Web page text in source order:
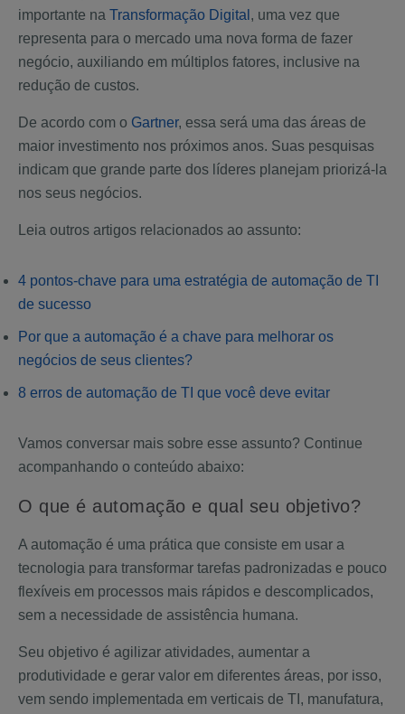
importante na Transformação Digital , uma vez que
representa para o mercado uma nova forma de fazer
negócio, auxiliando em múltiplos fatores, inclusive na
redução de custos.
De acordo com o Gartner, essa será uma das áreas de
maior investimento nos próximos anos. Suas pesquisas
indicam que grande parte dos líderes planejam priorizá-la
nos seus negócios.
Leia outros artigos relacionados ao assunto:
4 pontos-chave para uma estratégia de automação de TI
de sucesso
Por que a automação é a chave para melhorar os
negócios de seus clientes?
8 erros de automação de TI que você deve evitar
Vamos conversar mais sobre esse assunto? Continue
acompanhando o conteúdo abaixo:
O que é automação e qual seu objetivo?
A automação é uma prática que consiste em usar a
tecnologia para transformar tarefas padronizadas e pouco
flexíveis em processos mais rápidos e descomplicados,
sem a necessidade de assistência humana.
Seu objetivo é agilizar atividades, aumentar a
produtividade e gerar valor em diferentes áreas, por isso,
vem sendo implementada em verticais de TI, manufatura,